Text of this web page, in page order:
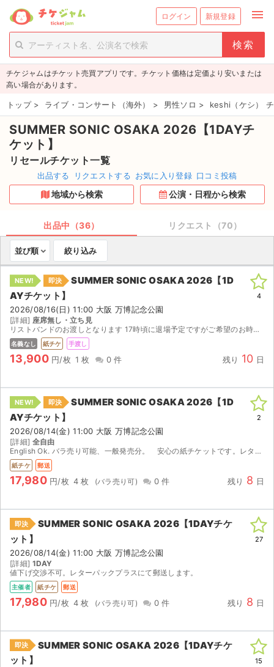
ログイン 新規登録 menu
person_add 新規会員登録
チケットを探す
新着チケット
値下げしたチケット
都道府県からチケットを探す
もうすぐ開催のチケット
取扱チケット
ライブ・コンサート（国内）
ライブ・コンサート（海外）
イベント
スポーツ
ご利用ガイド
ご利用ガイド
手数料・お支払い方法
AIに質問する
お知らせ
チケジャムはチケット売買アプリです。チケット価格は定価より安いまたは
高い場合があります。
トップ > ライブ・コンサート（海外） > 男性ソロ > keshi（ケシ）
SUMMER SONIC OSAKA 2026【1DAYチ
ケット】
リセールチケット一覧
出品する リクエストする お気に入り登録 口コミ投稿
地域から検索 公演・日程から検索
出品中（36） リクエスト（70）
並び順 絞り込み
NEW! 即決
SUMMER SONIC OSAKA 2026【1D
AYチケット】
2026/08/16(日) 11:00 大阪 万博記念公園
[詳細] 座席無し・立ち見
リストバンドのお渡しとなります 17時頃に退場予定ですがご希望のお時間あれば出来る限り対応させていただきます 他サイトにも出品してますのでご検討中の方は是非お急ぎ下さい
名義なし 紙チケ 手渡し
13,900 円/枚 1 枚 0 件 残り 10 日
4
NEW! 即決
SUMMER SONIC OSAKA 2026【1D
AYチケット】
2026/08/14(金) 11:00 大阪 万博記念公園
[詳細] 全自由
English Ok. バラ売り可能、一般発売分。 安心の紙チケットです。レターパックプラス速達にて配送します。 ※万が一公演中止の際は、手数料送料を差し引いた金額を返金いたします。
紙チケ 郵送
17,980 円/枚 4 枚 0 件 残り 8 日
2
即決
SUMMER SONIC OSAKA 2026【1DAYチケ
ット】
2026/08/14(金) 11:00 大阪 万博記念公園
[詳細] 1DAY
値下げ交渉不可。レターパックプラスにて郵送します。
主催者 紙チケ 郵送
17,980 円/枚 4 枚 0 件 残り 8 日
27
即決
SUMMER SONIC OSAKA 2026【1DAYチケ
ット】
15